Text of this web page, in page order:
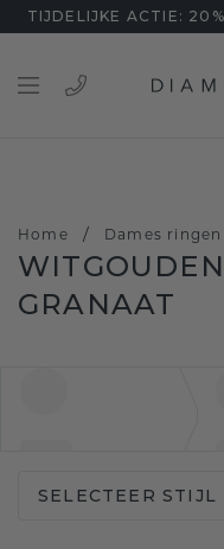
TIJDELIJKE ACTIE:
Home / Dames ringen
GRANAAT
SELECTEER STIJL